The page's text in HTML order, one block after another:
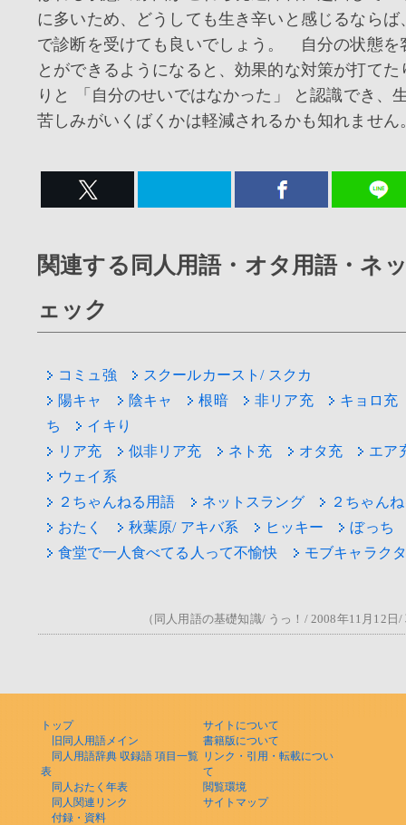
に多いため、どうしても生き辛いと感じるならば
で診断を受けても良いでしょう。 自分の状態を
とができるようになると、効果的な対策が打てた
りと 「自分のせいではなかった」 と認識でき、
苦しみがいくばくかは軽減されるかも知れません
関連する同人用語・オタ用語・ネ
ェック
コミュ強
スクールカースト/ スクカ
陽キャ
陰キャ 根暗 非リア充
キョロ充
ち
イキり
リア充
似非リア充 ネト充 オタ充
エア
ウェイ系
２ちゃんねる用語
ネットスラング
２ちゃん
おたく
秋葉原/ アキバ系 ヒッキー
ぼっち
食堂で一人食べてる人って不愉快
モブキャラク
（同人用語の基礎知識/ うっ！/ 2008年11月12
トップ
旧同人用語メイン
同人用語辞典 収録語 項目一覧
表
同人おたく年表
同人関連リンク
付録・資料
サイトについて
書籍版について
リンク・引用・転載につい
て
閲覧環境
サイトマップ